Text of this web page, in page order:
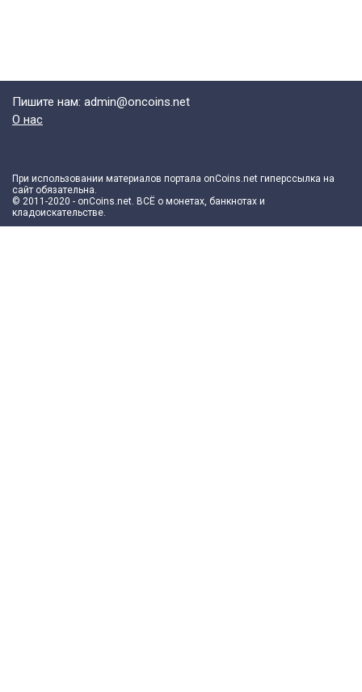
Пишите нам: admin@oncoins.net
О нас
При использовании материалов портала onCoins.net гиперссылка на
сайт обязательна.
© 2011-2020 - onCoins.net. ВСЁ о монетах, банкнотах и
кладоискательстве.